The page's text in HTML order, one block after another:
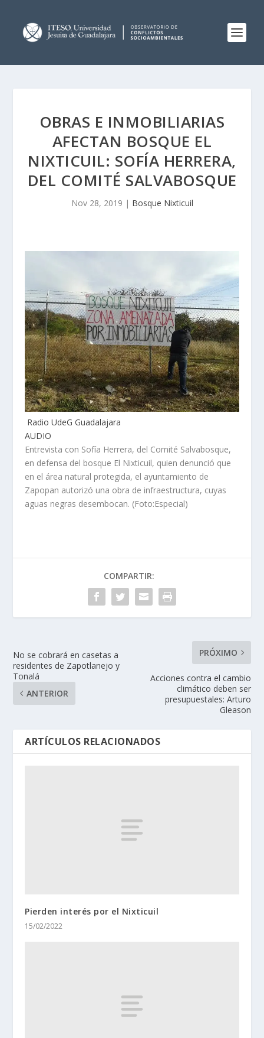
OBRAS E INMOBILIARIAS
AFECTAN BOSQUE EL
NIXTICUIL: SOFÍA HERRERA,
DEL COMITÉ SALVABOSQUE
Nov 28, 2019 | Bosque Nixticuil
Radio UdeG Guadalajara
AUDIO
Entrevista con Sofía Herrera, del Comité Salvabosque,
en defensa del bosque El Nixticuil, quien denunció que
en el área natural protegida, el ayuntamiento de
Zapopan autorizó una obra de infraestructura, cuyas
aguas negras desembocan. (Foto:Especial)
COMPARTIR:
No se cobrará en casetas a
residentes de Zapotlanejo y
Tonalá
ANTERIOR
PRÓXIMO
Acciones contra el cambio
climático deben ser
presupuestales: Arturo
Gleason
ARTÍCULOS RELACIONADOS
Pierden interés por el Nixticuil
15/02/2022